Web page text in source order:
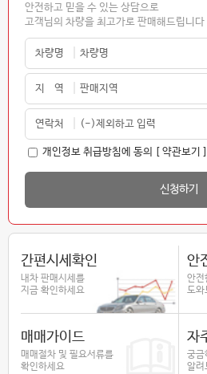
안전하고 믿을 수 있는 상담으로
고객님의 차량을 최고가로 판매해드립니다
차량명
지 역
연락처
개인정보 취급방침에 동의 [ 약관보기 ]
간편시세확인
내차 판매시세를
지금 확인하세요
안
안전
도와
매매가이드
매매절차 및 필요서류를
확인하세요
자
궁금
알려